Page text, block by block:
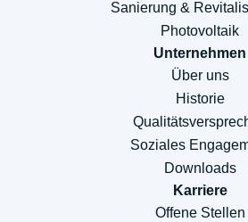
Sanierung &
Photovoltaik
Unternehmen
Über uns
Historie
Soziales
Downloads
Karriere
Offene Stellen